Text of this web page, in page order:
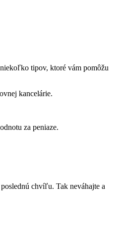
tipov, ktoré vám pomôžu
kancelárie.
za peniaze.
chvíľu. Tak neváhajte a